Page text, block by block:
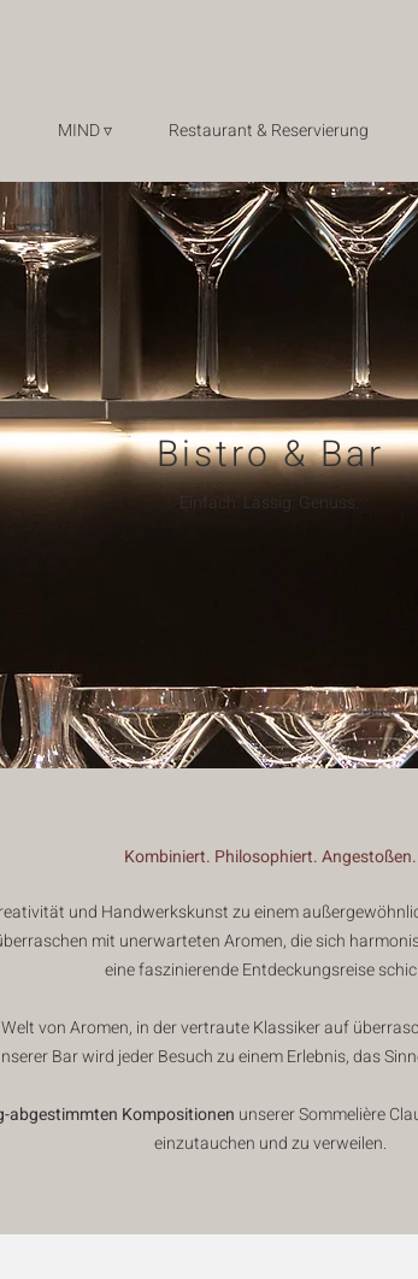
MIND ▿ Restaurant & Reservierung
Bistro & Bar
Einfach. Lässig. Genuss.
Kombiniert. Philosophiert. Angestoßen.
und Handwerkskunst zu einem
mit unerwarteten Aromen, die sich
eine faszinierende Entdeckungsreise
von Aromen, in der vertraute Klassiker auf
Bar wird jeder Besuch zu einem Erlebnis, das
abgestimmten Kompositionen unserer Sommelière
einzutauchen und zu verweilen.